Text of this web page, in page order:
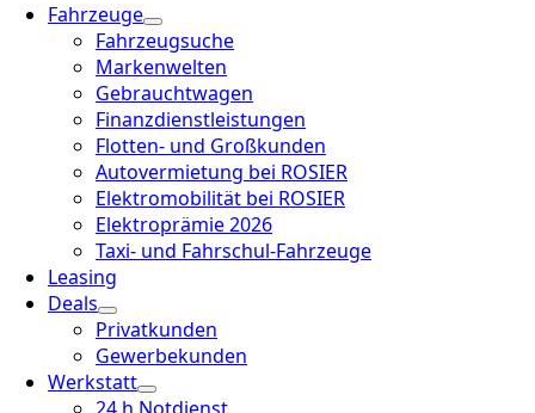
Fahrzeuge
Fahrzeugsuche
Markenwelten
Gebrauchtwagen
Finanzdienstleistungen
Flotten- und Großkunden
Autovermietung bei ROSIER
Elektromobilität bei ROSIER
Elektroprämie 2026
Taxi- und Fahrschul-Fahrzeuge
Leasing
Deals
Privatkunden
Gewerbekunden
Werkstatt